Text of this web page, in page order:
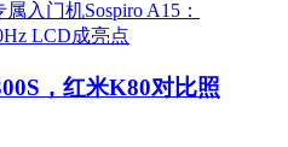
，红米K80对比照